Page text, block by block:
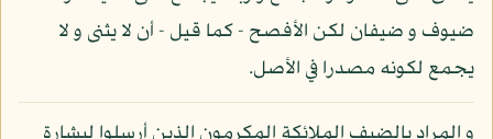
ضيوف و ضيفان لكن الأفصح - كما قيل - أن لا يثنى و لا
يجمع لكونه مصدرا في الأصل.